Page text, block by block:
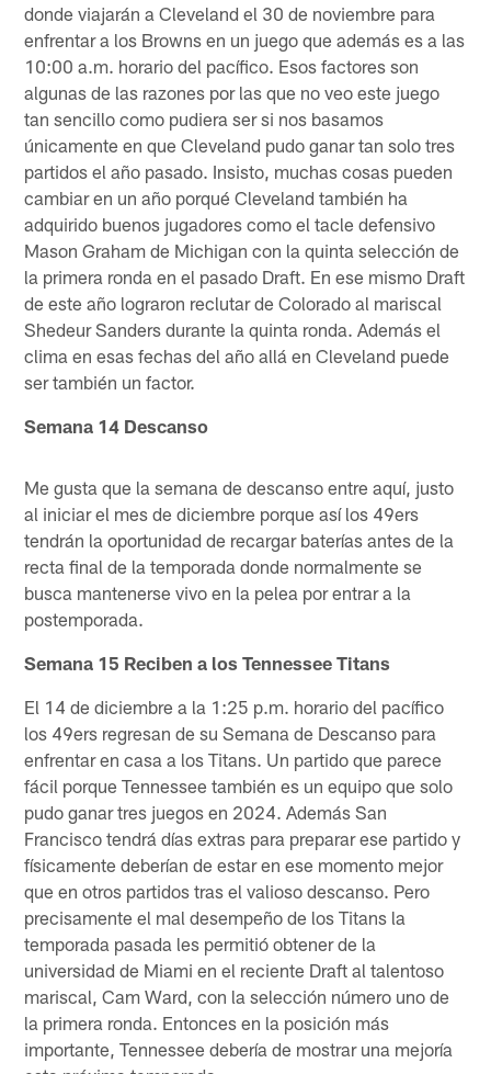
donde viajarán a Cleveland el 30 de noviembre para
enfrentar a los Browns en un juego que además es a las
10:00 a.m. horario del pacífico. Esos factores son
algunas de las razones por las que no veo este juego
tan sencillo como pudiera ser si nos basamos
únicamente en que Cleveland pudo ganar tan solo tres
partidos el año pasado. Insisto, muchas cosas pueden
cambiar en un año porqué Cleveland también ha
adquirido buenos jugadores como el tacle defensivo
Mason Graham de Michigan con la quinta selección de
la primera ronda en el pasado Draft. En ese mismo Draft
de este año lograron reclutar de Colorado al mariscal
Shedeur Sanders durante la quinta ronda. Además el
clima en esas fechas del año allá en Cleveland puede
ser también un factor.
Semana 14 Descanso
Me gusta que la semana de descanso entre aquí, justo
al iniciar el mes de diciembre porque así los 49ers
tendrán la oportunidad de recargar baterías antes de la
recta final de la temporada donde normalmente se
busca mantenerse vivo en la pelea por entrar a la
postemporada.
Semana 15 Reciben a los Tennessee Titans
El 14 de diciembre a la 1:25 p.m. horario del pacífico
los 49ers regresan de su Semana de Descanso para
enfrentar en casa a los Titans. Un partido que parece
fácil porque Tennessee también es un equipo que solo
pudo ganar tres juegos en 2024. Además San
Francisco tendrá días extras para preparar ese partido y
físicamente deberían de estar en ese momento mejor
que en otros partidos tras el valioso descanso. Pero
precisamente el mal desempeño de los Titans la
temporada pasada les permitió obtener de la
universidad de Miami en el reciente Draft al talentoso
mariscal, Cam Ward, con la selección número uno de
la primera ronda. Entonces en la posición más
importante, Tennessee debería de mostrar una mejoría